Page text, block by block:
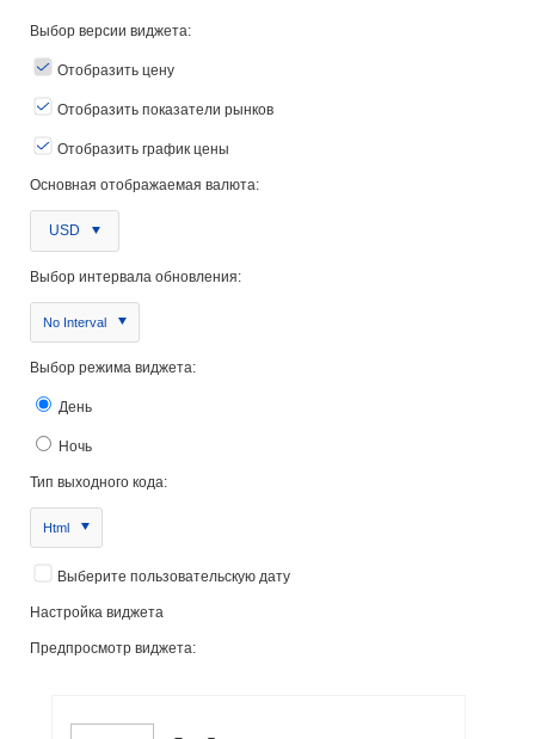
Выбор версии виджета:
Отобразить цену
Отобразить показатели рынков
Отобразить график цены
Основная отображаемая валюта:
USD
Выбор интервала обновления:
No Interval
Выбор режима виджета:
День
Ночь
Тип выходного кода:
Html
Выберите пользовательскую дату
Настройка виджета
Предпросмотр виджета: